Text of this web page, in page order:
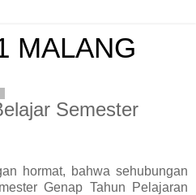
MALANG
Semester
bahwa sehubungan
Genap Tahun Pelajaran